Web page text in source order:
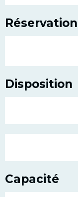
Réservation
Disposition
Capacité